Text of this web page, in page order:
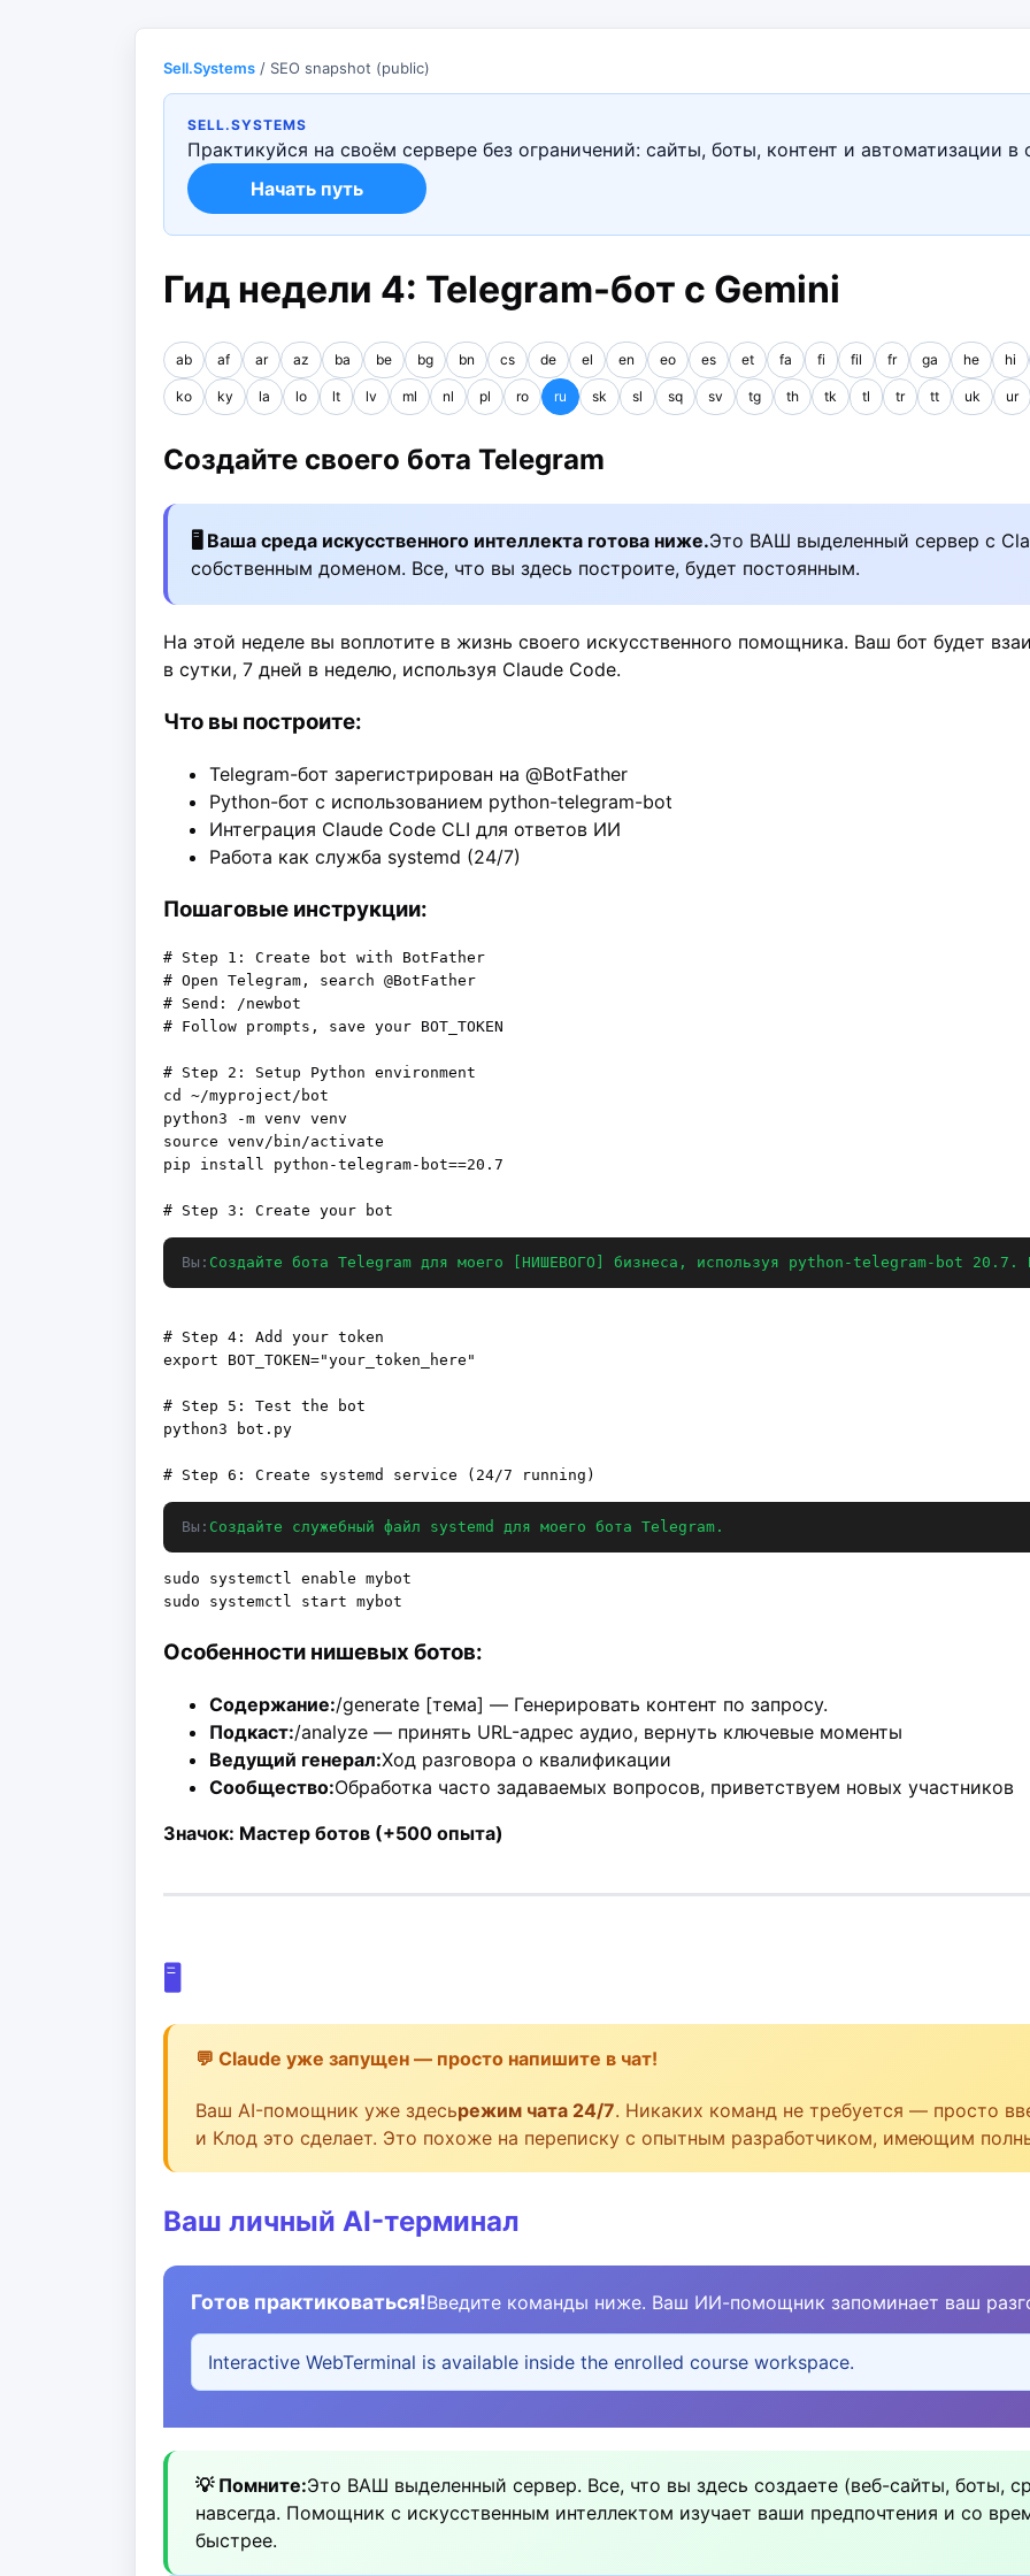
Sell.Systems / SEO snapshot (public)
SELL.SYSTEMS
Практикуйся на своём сервере без ограничений: сайты, боты, контент и автоматизации
Начать путь
Гид недели 4: Telegram-бот с Gemini
ab af ar az ba be bg bn cs de el en eo es et fa fi fil fr ga he hi
ko ky la lo lt lv ml nl pl ro ru sk sl sq sv tg th tk tl tr tt uk ur
Создайте своего бота Telegram
🖥️ Ваша среда искусственного интеллекта готова ниже.Это ВАШ выделенный сервер с
собственным доменом. Все, что вы здесь построите, будет постоянным.
На этой неделе вы воплотите в жизнь своего искусственного помощника. Ваш бот будет
в сутки, 7 дней в неделю, используя Claude Code.
Что вы построите:
Telegram-бот зарегистрирован на @BotFather
Python-бот с использованием python-telegram-bot
Интеграция Claude Code CLI для ответов ИИ
Работа как служба systemd (24/7)
Пошаговые инструкции:
# Step 1: Create bot with BotFather
# Open Telegram, search @BotFather
# Send: /newbot
# Follow prompts, save your BOT_TOKEN
# Step 2: Setup Python environment
cd ~/myproject/bot
python3 -m venv venv
source venv/bin/activate
pip install python-telegram-bot==20.7
Вы: Создайте бота Telegram для моего [НИШЕВОГО] бизнеса, используя python-telegram-bot
# Step 4: Add your token
export BOT_TOKEN="your_token_here"
# Step 5: Test the bot
python3 bot.py
Вы: Создайте служебный файл systemd для моего бота Telegram.
sudo systemctl enable mybot
Особенности нишевых ботов:
Содержание:/generate [тема] — Генерировать контент по запросу.
Подкаст:/analyze — принять URL-адрес аудио, вернуть ключевые моменты
Ведущий генерал:Ход разговора о квалификации
Сообщество:Обработка часто задаваемых вопросов, приветствуем новых участников
Значок: Мастер ботов (+500 опыта)
🖥️
💬 Claude уже запущен — просто напишите в чат!
Ваш AI-помощник уже здесьрежим чата 24/7. Никаких команд не требуется — просто
и Клод это сделает. Это похоже на переписку с опытным разработчиком, имеющим
Ваш личный AI-терминал
Готов практиковаться!Введите команды ниже. Ваш ИИ-помощник запоминает ваш
Interactive WebTerminal is available inside the enrolled course workspace.
💡 Помните:Это ВАШ выделенный сервер. Все, что вы здесь создаете (веб-сайты, боты,
навсегда. Помощник с искусственным интеллектом изучает ваши предпочтения и со
быстрее.